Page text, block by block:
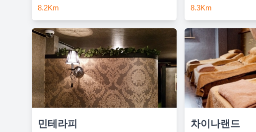
8.2Km
8.3Km
민테라피 차이나랜드